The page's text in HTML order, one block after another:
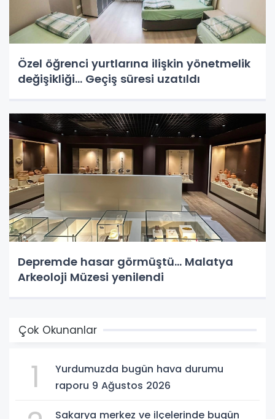
Özel öğrenci yurtlarına ilişkin yönetmelik
değişikliği... Geçiş süresi uzatıldı
Depremde hasar görmüştü... Malatya
Arkeoloji Müzesi yenilendi
Çok Okunanlar
1
Yurdumuzda bugün hava durumu
raporu 9 Ağustos 2026
Sakarya merkez ve ilçelerinde bugün